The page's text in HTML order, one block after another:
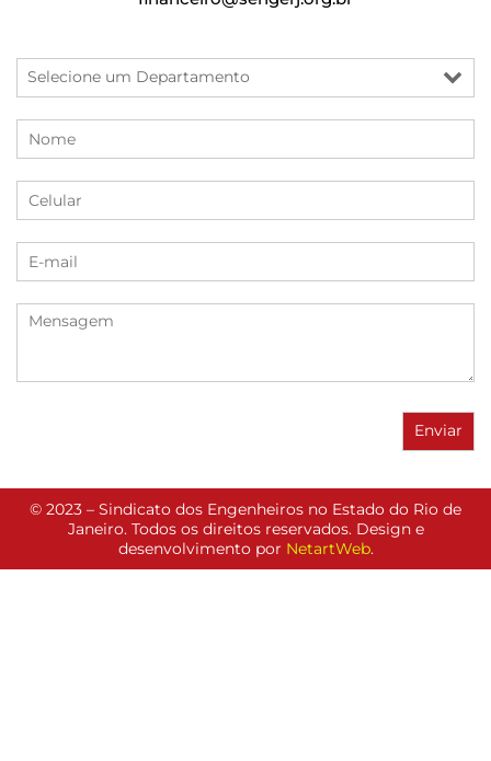
© 2023 – Sindicato dos Engenheiros no Estado do Rio de
Janeiro. Todos os direitos reservados. Design e
desenvolvimento por NetartWeb.